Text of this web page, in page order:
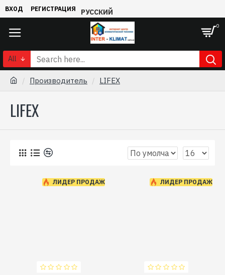
ВХОД РЕГИСТРАЦИЯ РУССКИЙ
0
All
Производитель LIFEX
LIFEX
ЛИДЕР ПРОДАЖ ЛИДЕР ПРОДАЖ